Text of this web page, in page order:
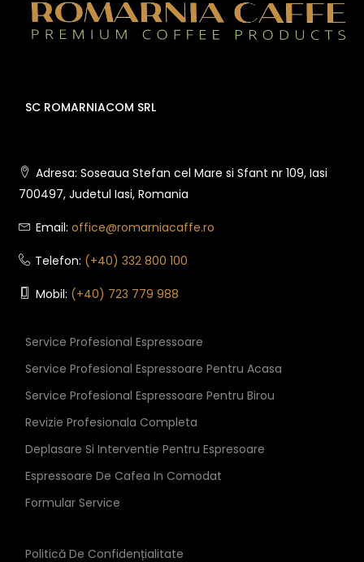
SC ROMARNIACOM SRL
Adresa: Soseaua Stefan cel Mare si Sfant nr 109, Iasi
700497, Judetul Iasi, Romania
Email: office@romarniacaffe.ro
Telefon: (+40) 332 800 100
Mobil: (+40) 723 779 988
Service Profesional Espressoare
Service Profesional Espressoare Pentru Acasa
Service Profesional Espressoare Pentru Birou
Revizie Profesionala Completa
Deplasare Si Interventie Pentru Espresoare
Espressoare De Cafea In Comodat
Formular Service
Politică De Confidențialitate